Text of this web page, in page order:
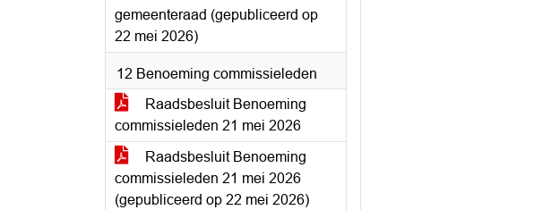
gemeenteraad (gepubliceerd op
22 mei 2026)
12 Benoeming commissieleden
Raadsbesluit Benoeming
commissieleden 21 mei 2026
Raadsbesluit Benoeming
commissieleden 21 mei 2026
(gepubliceerd op 22 mei 2026)